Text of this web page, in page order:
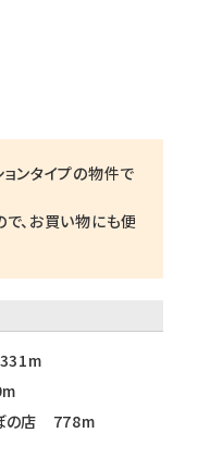
ンタイプの物件で
、お買い物にも便
の店 778m